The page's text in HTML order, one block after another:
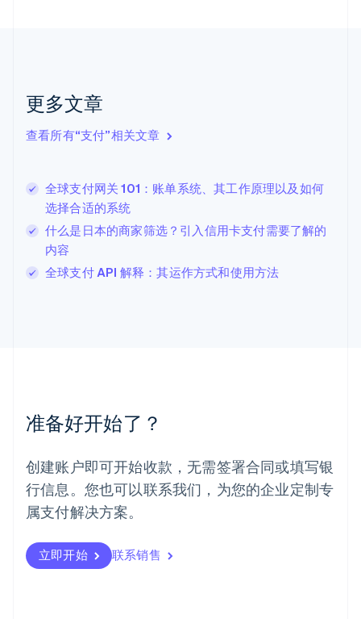
更多文章
查看所有“支付”相关文章
全球支付网关 101：账单系统、其工作原理以及如何
选择合适的系统
什么是日本的商家筛选？引入信用卡支付需要了解的
内容
全球支付 API 解释：其运作方式和使用方法
准备好开始了？
创建账户即可开始收款，无需签署合同或填写银
行信息。您也可以联系我们，为您的企业定制专
属支付解决方案。
立即开始 联系销售
克罗地亚
EnglishItaliano
拉脱维亚
English
列支敦士登
DeutschEnglish
卢森堡
Français DeutschEnglish
罗马尼亚
English
挪威
葡萄牙
Português English
日本
日本語English
瑞典
瑞士
DeutschFrançais